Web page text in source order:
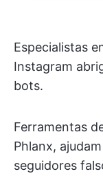
Especialistas
Instagram
bots.
Ferramentas
Phlanx,
seguidores